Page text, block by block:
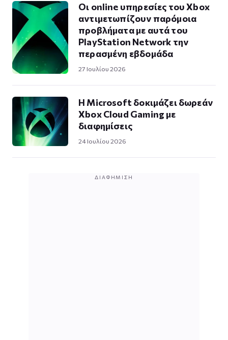
Οι online υπηρεσίες του Xbox
αντιμετωπίζουν παρόμοια
προβλήματα με αυτά του
PlayStation Network την
περασμένη εβδομάδα
27 Ιουλίου 2026
Η Microsoft δοκιμάζει δωρεάν
Xbox Cloud Gaming με
διαφημίσεις
24 Ιουλίου 2026
ΔΙΑΦΉΜΙΣΗ